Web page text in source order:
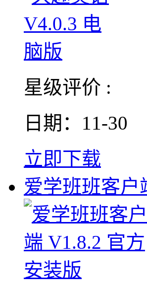
星级评价 :
日期：11-30
立即下载
爱学班班客户